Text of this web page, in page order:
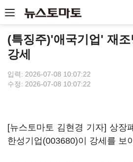
(특징주)'애국기업' 재
강세
입력: 2026-07-08 10:07:22
수정: 2026-07-08 10:07:22
[뉴스토마토 김현경 기자] 상장
한성기업(003680)이 강세를 보